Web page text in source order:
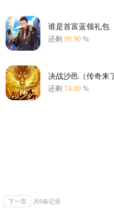
谁是首富蓝领礼包
还剩 99.90 %
还剩 74.00 %
下一页 共9条记录